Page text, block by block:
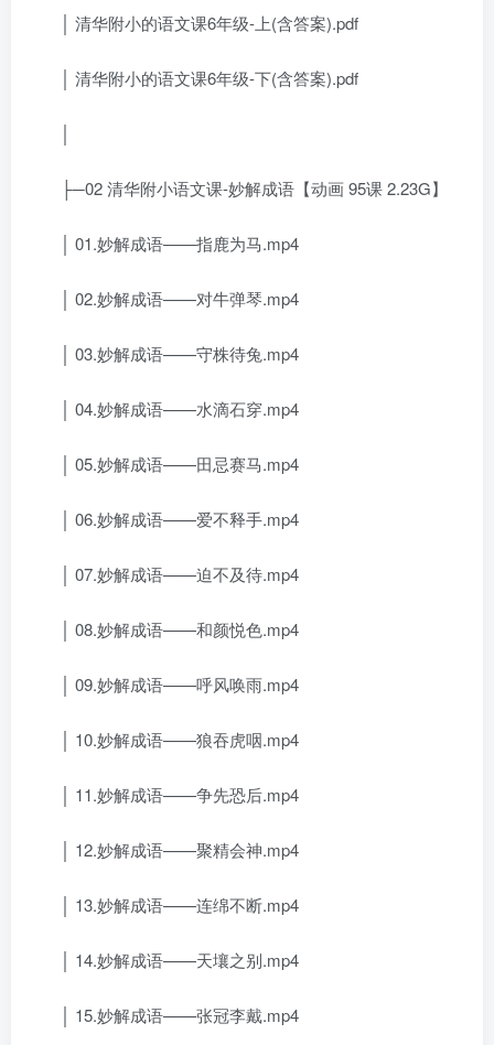
│ 清华附小的语文课6年级-上(含答案).pdf
│ 清华附小的语文课6年级-下(含答案).pdf
├─02 清华附小语文课-妙解成语【动画 95课 2.23G】
│ 01.妙解成语——指鹿为马.mp4
│ 02.妙解成语——对牛弹琴.mp4
│ 03.妙解成语——守株待兔.mp4
│ 04.妙解成语——水滴石穿.mp4
│ 05.妙解成语——田忌赛马.mp4
│ 06.妙解成语——爱不释手.mp4
│ 07.妙解成语——迫不及待.mp4
│ 08.妙解成语——和颜悦色.mp4
│ 09.妙解成语——呼风唤雨.mp4
│ 10.妙解成语——狼吞虎咽.mp4
│ 11.妙解成语——争先恐后.mp4
│ 12.妙解成语——聚精会神.mp4
│ 13.妙解成语——连绵不断.mp4
│ 14.妙解成语——天壤之别.mp4
│ 15.妙解成语——张冠李戴.mp4